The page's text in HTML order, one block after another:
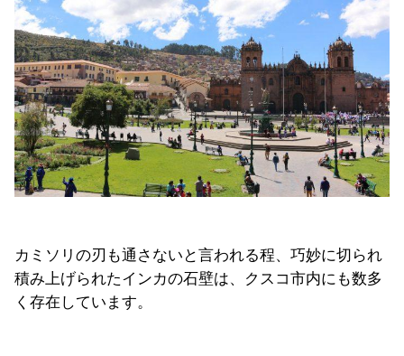
カミソリの刃も通さないと言われる程、巧妙に切られ
積み上げられたインカの石壁は、クスコ市内にも数多
く存在しています。